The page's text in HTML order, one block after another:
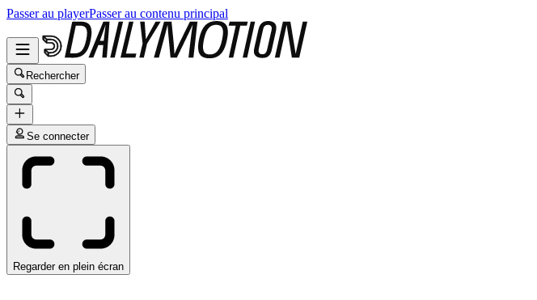
Passer au playerPasser au contenu principal
Rechercher
Se connecter
Regarder en plein écran